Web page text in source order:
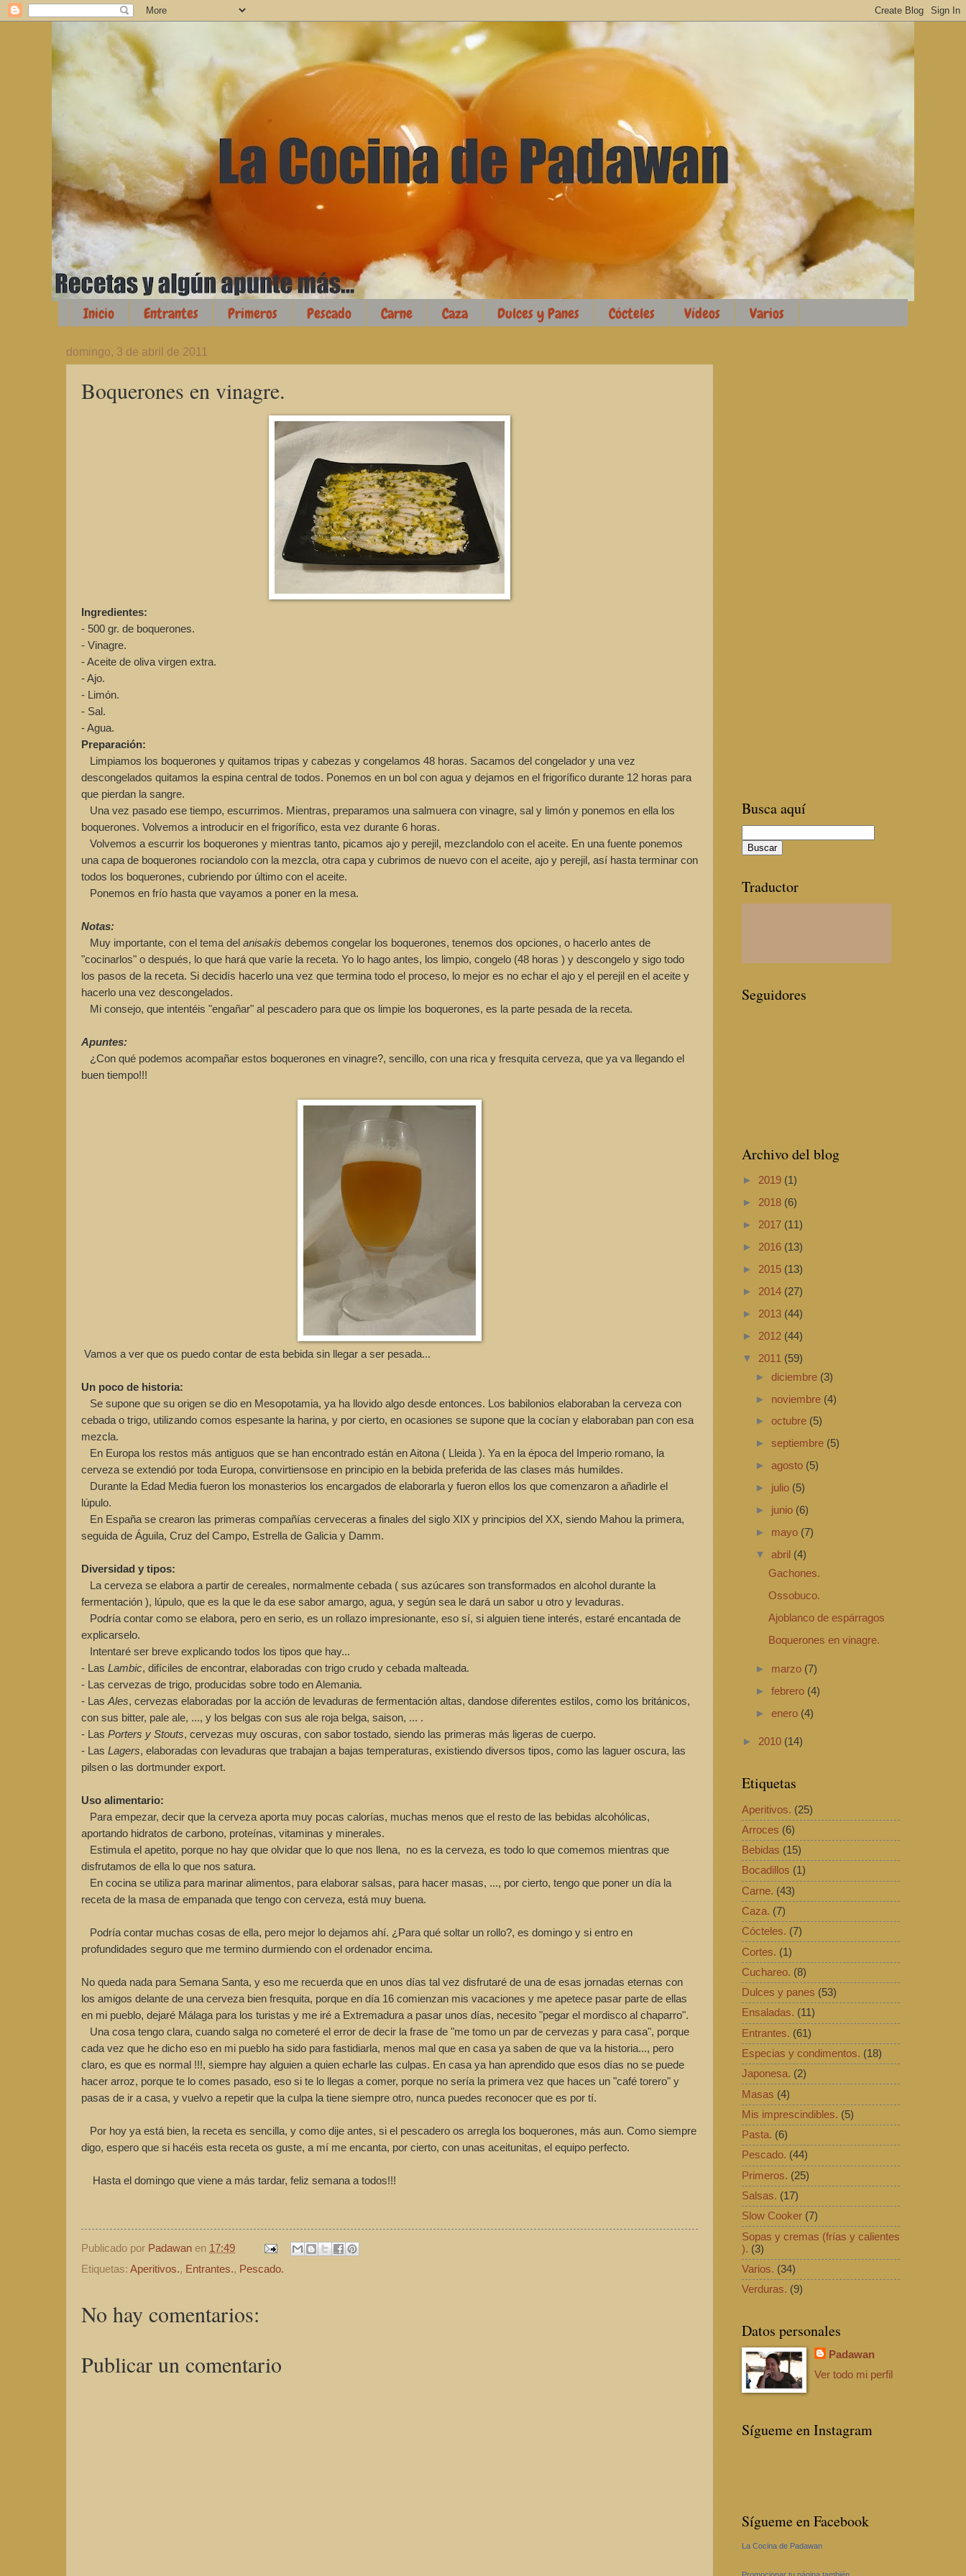
Inicio Entrantes Primeros Pescado Carne Caza Dulces y Panes Cócteles Vídeos Varios
domingo, 3 de abril de 2011
Boquerones en vinagre.
Ingredientes:
- 500 gr. de boquerones.
- Vinagre.
- Aceite de oliva virgen extra.
- Ajo.
- Limón.
- Sal.
- Agua.
Preparación:
Limpiamos los boquerones y quitamos tripas y cabezas y congelamos 48 horas. Sacamos del congelador y una vez
descongelados quitamos la espina central de todos. Ponemos en un bol con agua y dejamos en el frigorífico durante 12 horas para
que pierdan la sangre.
Una vez pasado ese tiempo, escurrimos. Mientras, preparamos una salmuera con vinagre, sal y limón y ponemos en ella los
boquerones. Volvemos a introducir en el frigorífico, esta vez durante 6 horas.
Volvemos a escurrir los boquerones y mientras tanto, picamos ajo y perejil, mezclandolo con el aceite. En una fuente ponemos
una capa de boquerones rociandolo con la mezcla, otra capa y cubrimos de nuevo con el aceite, ajo y perejil, así hasta terminar con
todos los boquerones, cubriendo por último con el aceite.
Ponemos en frío hasta que vayamos a poner en la mesa.
Notas:
Muy importante, con el tema del anisakis debemos congelar los boquerones, tenemos dos opciones, o hacerlo antes de
"cocinarlos" o después, lo que hará que varíe la receta. Yo lo hago antes, los limpio, congelo (48 horas ) y descongelo y sigo todo
los pasos de la receta. Si decidís hacerlo una vez que termina todo el proceso, lo mejor es no echar el ajo y el perejil en el aceite y
hacerlo una vez descongelados.
Mi consejo, que intentéis "engañar" al pescadero para que os limpie los boquerones, es la parte pesada de la receta.
Apuntes:
¿Con qué podemos acompañar estos boquerones en vinagre?, sencillo, con una rica y fresquita cerveza, que ya va llegando el
buen tiempo!!!
Vamos a ver que os puedo contar de esta bebida sin llegar a ser pesada...
Un poco de historia:
Se supone que su origen se dio en Mesopotamia, ya ha llovido algo desde entonces. Los babilonios elaboraban la cerveza con
cebada o trigo, utilizando comos espesante la harina, y por cierto, en ocasiones se supone que la cocían y elaboraban pan con esa
mezcla.
En Europa los restos más antiguos que se han encontrado están en Aitona ( Lleida ). Ya en la época del Imperio romano, la
cerveza se extendió por toda Europa, convirtiensose en principio en la bebida preferida de las clases más humildes.
Durante la Edad Media fueron los monasterios los encargados de elaborarla y fueron ellos los que comenzaron a añadirle el
lúpulo.
En España se crearon las primeras compañías cerveceras a finales del siglo XIX y principios del XX, siendo Mahou la primera,
seguida de Águila, Cruz del Campo, Estrella de Galicia y Damm.
Diversidad y tipos:
La cerveza se elabora a partir de cereales, normalmente cebada ( sus azúcares son transformados en alcohol durante la
fermentación ), lúpulo, que es la que le da ese sabor amargo, agua, y según sea le dará un sabor u otro y levaduras.
Podría contar como se elabora, pero en serio, es un rollazo impresionante, eso sí, si alguien tiene interés, estaré encantada de
explicarselo.
Intentaré ser breve explicando todos los tipos que hay...
- Las Lambic, difíciles de encontrar, elaboradas con trigo crudo y cebada malteada.
- Las cervezas de trigo, producidas sobre todo en Alemania.
- Las Ales, cervezas elaboradas por la acción de levaduras de fermentación altas, dandose diferentes estilos, como los británicos,
con sus bitter, pale ale, ..., y los belgas con sus ale roja belga, saison, ... .
- Las Porters y Stouts, cervezas muy oscuras, con sabor tostado, siendo las primeras más ligeras de cuerpo.
- Las Lagers, elaboradas con levaduras que trabajan a bajas temperaturas, existiendo diversos tipos, como las laguer oscura, las
pilsen o las dortmunder export.
Uso alimentario:
Para empezar, decir que la cerveza aporta muy pocas calorías, muchas menos que el resto de las bebidas alcohólicas,
aportando hidratos de carbono, proteínas, vitaminas y minerales.
Estimula el apetito, porque no hay que olvidar que lo que nos llena, no es la cerveza, es todo lo que comemos mientras que
disfrutamos de ella lo que nos satura.
En cocina se utiliza para marinar alimentos, para elaborar salsas, para hacer masas, ..., por cierto, tengo que poner un día la
receta de la masa de empanada que tengo con cerveza, está muy buena.
Podría contar muchas cosas de ella, pero mejor lo dejamos ahí. ¿Para qué soltar un rollo?, es domingo y si entro en
profundidades seguro que me termino durmiendo con el ordenador encima.
No queda nada para Semana Santa, y eso me recuerda que en unos días tal vez disfrutaré de una de esas jornadas eternas con
los amigos delante de una cerveza bien fresquita, porque en día 16 comienzan mis vacaciones y me apetece pasar parte de ellas
en mi pueblo, dejaré Málaga para los turistas y me iré a Extremadura a pasar unos días, necesito "pegar el mordisco al chaparro".
Una cosa tengo clara, cuando salga no cometeré el error de decir la frase de "me tomo un par de cervezas y para casa", porque
cada vez que he dicho eso en mi pueblo ha sido para fastidiarla, menos mal que en casa ya saben de que va la historia..., pero
claro, es que es normal !!!, siempre hay alguien a quien echarle las culpas. En casa ya han aprendido que esos días no se puede
hacer arroz, porque te lo comes pasado, eso si te lo llegas a comer, porque no sería la primera vez que haces un "café torero" y
pasas de ir a casa, y vuelvo a repetir que la culpa la tiene siempre otro, nunca puedes reconocer que es por tí.
Por hoy ya está bien, la receta es sencilla, y como dije antes, si el pescadero os arregla los boquerones, más aun. Como siempre
digo, espero que si hacéis esta receta os guste, a mí me encanta, por cierto, con unas aceitunitas, el equipo perfecto.
Hasta el domingo que viene a más tardar, feliz semana a todos!!!
Publicado por Padawan en 17:49
Etiquetas: Aperitivos., Entrantes., Pescado.
No hay comentarios:
Publicar un comentario
Busca aquí
Traductor
Seguidores
Archivo del blog
► 2019 (1)
► 2018 (6)
► 2017 (11)
► 2016 (13)
► 2015 (13)
► 2014 (27)
► 2013 (44)
► 2012 (44)
▼ 2011 (59)
► diciembre (3)
► noviembre (4)
► octubre (5)
► septiembre (5)
► agosto (5)
► julio (5)
► junio (6)
► mayo (7)
▼ abril (4)
Gachones.
Ossobuco.
Ajoblanco de espárragos
Boquerones en vinagre.
► marzo (7)
► febrero (4)
► enero (4)
► 2010 (14)
Etiquetas
Aperitivos. (25)
Arroces (6)
Bebidas (15)
Bocadillos (1)
Carne. (43)
Caza. (7)
Cócteles. (7)
Cortes. (1)
Cuchareo. (8)
Dulces y panes (53)
Ensaladas. (11)
Entrantes. (61)
Especias y condimentos. (18)
Japonesa. (2)
Masas (4)
Mis imprescindibles. (5)
Pasta. (6)
Pescado. (44)
Primeros. (25)
Salsas. (17)
Slow Cooker (7)
Sopas y cremas (frías y calientes
). (3)
Varios. (34)
Verduras. (9)
Datos personales
Padawan
Ver todo mi perfil
Sígueme en Instagram
Sígueme en Facebook
La Cocina de Padawan
Promocionar tu página también